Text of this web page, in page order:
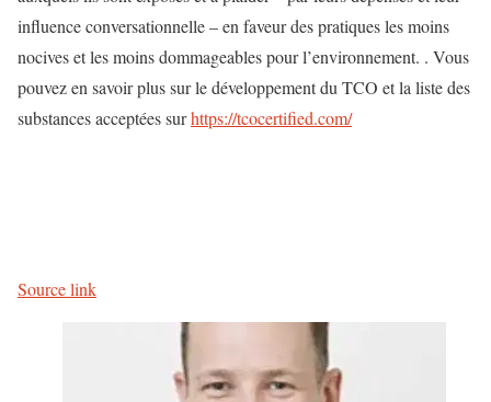
influence conversationnelle – en faveur des pratiques les moins
nocives et les moins dommageables pour l’environnement. . Vous
pouvez en savoir plus sur le développement du TCO et la liste des
substances acceptées surhttps://tcocertified.com/
i
Source link